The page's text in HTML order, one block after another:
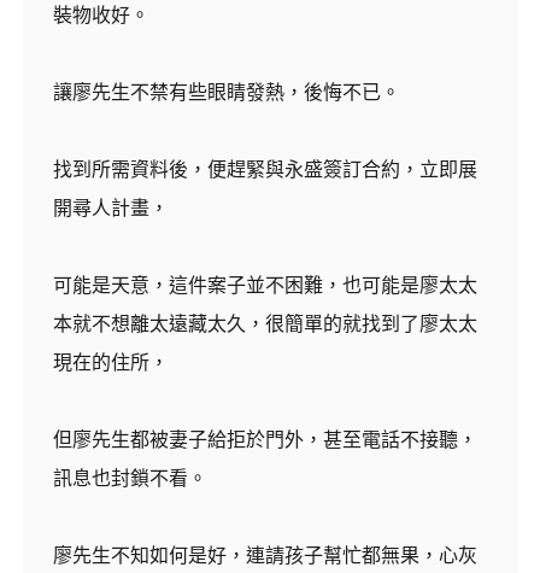
裝物收好。
讓廖先生不禁有些眼睛發熱，後悔不已。
找到所需資料後，便趕緊與永盛簽訂合約，立即展
開尋人計畫，
可能是天意，這件案子並不困難，也可能是廖太太
本就不想離太遠藏太久，很簡單的就找到了廖太太
現在的住所，
但廖先生都被妻子給拒於門外，甚至電話不接聽，
訊息也封鎖不看。
廖先生不知如何是好，連請孩子幫忙都無果，心灰